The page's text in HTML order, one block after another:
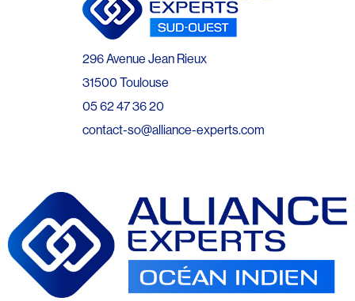
296 Avenue Jean Rieux
31500 Toulouse
05 62 47 36 20
contact-so@alliance-experts.com